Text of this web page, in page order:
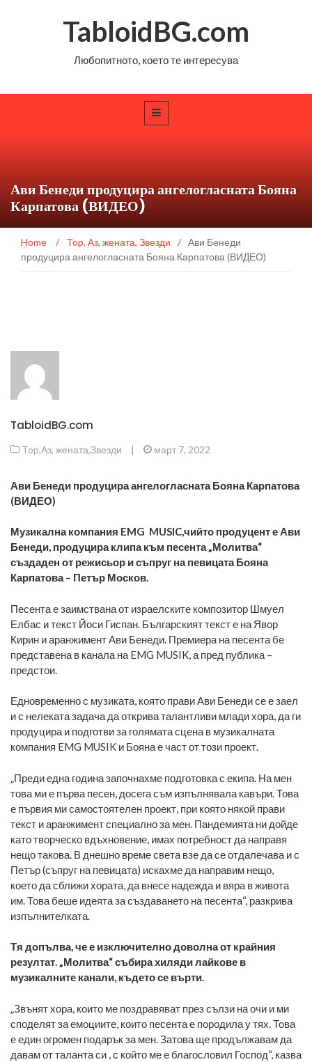
TabloidBG.com
Любопитното, което те интересува
Ави Бенеди продуцира ангелогласната Бояна
Карпатова (ВИДЕО)
Home / Top, Аз, жената, Звезди / Ави Бенеди
продуцира ангелогласната Бояна Карпатова (ВИДЕО)
TabloidBG.com
Top,Аз, жената,Звезди | март 7, 2022
Ави Бенеди продуцира ангелогласната Бояна Карпатова
(ВИДЕО)
Музикална компания EMG MUSIC,чийто продуцент е Ави
Бенеди, продуцира клипа към песента „Молитва“
създаден от режисьор и съпруг на певицата Бояна
Карпатова – Петър Москов.
Песента е заимствана от израелските композитор Шмуел
Елбас и текст Йоси Гиспан. Българският текст е на Явор
Кирин и аранжимент Ави Бенеди. Премиера на песента бе
представена в канала на EMG MUSIK, а пред публика –
предстои.
Едновременно с музиката, която прави Ави Бенеди се е заел
и с нелеката задача да открива талантливи млади хора, да ги
продуцира и подготви за голямата сцена в музикалната
компания EMG MUSIK и Бояна е част от този проект.
„Преди една година започнахме подготовка с екипа. На мен
това ми е първа песен, досега съм изпълнявала кавъри. Това
е първия ми самостоятелен проект, при която някой прави
текст и аранжимент специално за мен. Пандемията ни дойде
като творческо вдъхновение, имах потребност да направя
нещо такова. В днешно време света взе да се отдалечава и с
Петър (съпруг на певицата) искахме да направим нещо,
което да сближи хората, да внесе надежда и вяра в живота
им. Това беше идеята за създаването на песента“, разкрива
изпълнителката.
Тя допълва, че е изключително доволна от крайния
резултат. „Молитва“ събира хиляди лайкове в
музикалните канали, където се върти.
„Звънят хора, които ме поздравяват през сълзи на очи и ми
споделят за емоциите, които песента е породила у тях. Това
е един огромен подарък за мен. Затова ще продължавам да
давам от таланта си , с който ме е благословил Господ“, казва